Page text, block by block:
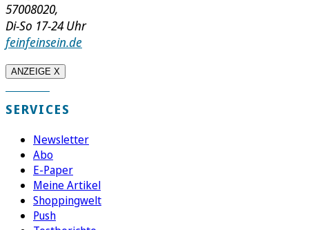
57008020,
Di-So 17-24 Uhr
feinfeinsein.de
ANZEIGE X
SERVICES
Newsletter
Abo
E-Paper
Meine Artikel
Shoppingwelt
Push